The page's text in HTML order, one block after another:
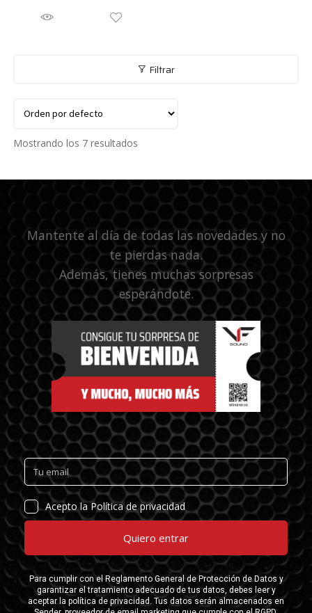
Filtrar
Mostrando los 7 resultados
Mantente al día de todas las novedades y no
te pierdas nada.
Además, tienes muchas sorpresas
esperándote.